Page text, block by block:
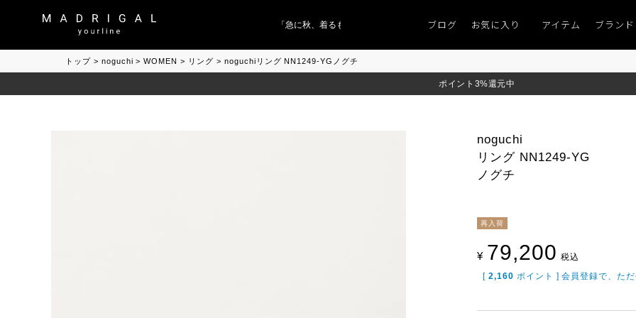
「急に秋、着るものがない」 「キレイなニット」 ポイント9％「マンスリーポイントキャンペ
ブログ お気に入り アイテム ブランド
トップ noguchi WOMEN リング noguchiリング NN1249-YGノグチ
ポイント3%還元中
noguchi
リング NN1249-YG
ノグチ
再入荷
¥ 79,200 税込
[ 2,160 ポイント ] 会員登録で、た